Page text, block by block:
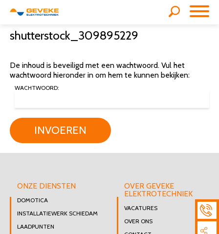
shutterstock_309895229
De inhoud is beveiligd met een wachtwoord. Vul het
wachtwoord hieronder in om hem te kunnen bekijken:
WACHTWOORD:
INVOEREN
ONZE DIENSTEN
DOMOTICA
INSTALLATIEWERK SCHIEDAM
LAADPUNTEN
OVER GEVEKE
ELEKTROTECHNIEK
VACATURES
OVER ONS